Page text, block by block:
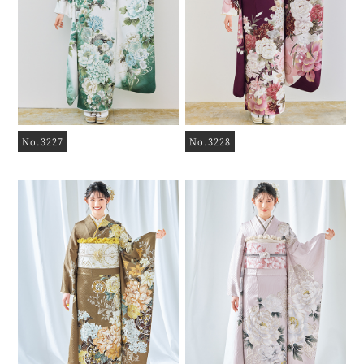
No.3227 No.3228